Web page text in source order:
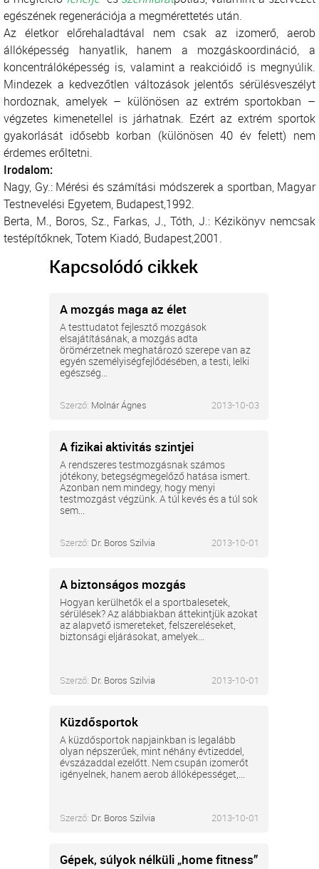
egészének regenerációja a megmérettetés után.
Az életkor előrehaladtával nem csak az izomerő, aerob
állóképesség hanyatlik, hanem a mozgáskoordináció, a
koncentrálóképesség is, valamint a reakcióidő is megnyúlik.
Mindezek a kedvezőtlen változások jelentős sérülésveszélyt
hordoznak, amelyek – különösen az extrém sportokban –
végzetes kimenetellel is járhatnak. Ezért az extrém sportok
gyakorlását idősebb korban (különösen 40 év felett) nem
érdemes erőltetni.
Irodalom:
Nagy, Gy.: Mérési és számítási módszerek a sportban, Magyar
Testnevelési Egyetem, Budapest,1992.
Berta, M., Boros, Sz., Farkas, J., Tóth, J.: Kézikönyv nemcsak
testépítőknek, Totem Kiadó, Budapest,2001.
Kapcsolódó cikkek
A mozgás maga az élet
A testtudatot fejlesztő mozgások
elsajátításának, a mozgás adta
örömérzetnek meghatározó szerepe van az
egyén személyiségfejlődésében, a testi, lelki
egészség...
Szerző: Molnár Ágnes 2013-10-03
A fizikai aktivitás szintjei
A rendszeres testmozgásnak számos
jótékony, betegségmegelőző hatása ismert.
Azonban nem mindegy, hogy menyi
testmozgást végzünk. A túl kevés és a túl sok
sem...
Szerző: Dr. Boros Szilvia 2013-10-01
A biztonságos mozgás
Hogyan kerülhetők el a sportbalesetek,
sérülések? Az alábbiakban áttekintjük azokat
az alapvető ismereteket, felszereléseket,
biztonsági eljárásokat, amelyek...
Szerző: Dr. Boros Szilvia 2013-10-01
Küzdősportok
A küzdősportok napjainkban is legalább
olyan népszerűek, mint néhány évtizeddel,
évszázaddal ezelőtt. Nem csupán izomerőt
igényelnek, hanem aerob állóképességet,...
Szerző: Dr. Boros Szilvia 2013-10-01
Gépek, súlyok nélküli „home fitness”